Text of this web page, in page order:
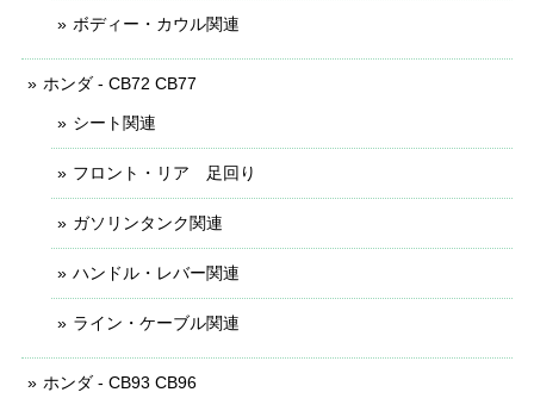
ボディー・カウル関連
ホンダ - CB72 CB77
シート関連
フロント・リア 足回り
ガソリンタンク関連
ハンドル・レバー関連
ライン・ケーブル関連
ホンダ - CB93 CB96